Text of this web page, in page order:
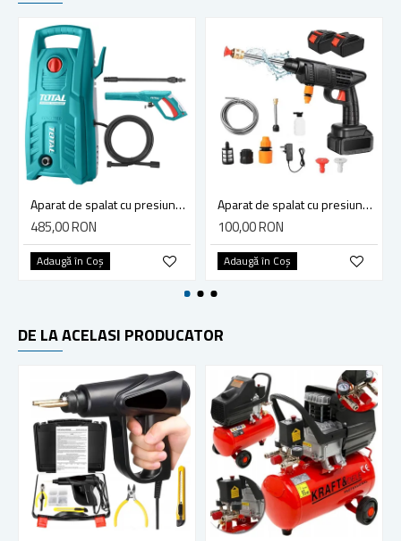
Aparat de spalat cu presiune Total, 1400W, 330L/H, 130 bar
485,00 RON
Adaugă în Coş
Aparat de spalat cu presiune, cu 2 acumulatori 48v, putere 240L/h, 25 bar, maner ergonomic, recipient spuma, 3 jeturi diferite, geanta de transport, Negru
100,00 RON
Adaugă în Coş
DE LA ACELASI PRODUCATOR